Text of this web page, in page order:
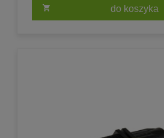
do koszyka